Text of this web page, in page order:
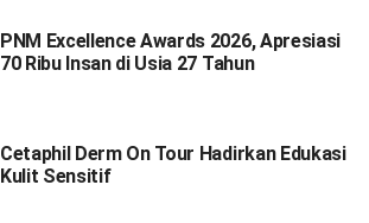
PNM Excellence Awards 2026, Apresiasi
70 Ribu Insan di Usia 27 Tahun
Cetaphil Derm On Tour Hadirkan Edukasi
Kulit Sensitif